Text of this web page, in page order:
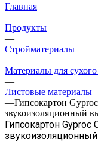
Главная
—
Продукты
—
Стройматериалы
—
Материалы для сухого
—
Листовые материалы
—Гипсокартон
звукоизоляционный
Гипсокартон